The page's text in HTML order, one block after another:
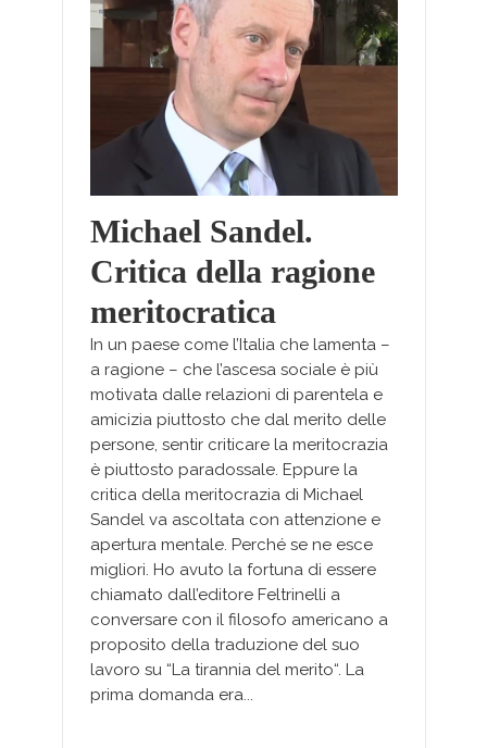
Michael Sandel.
Critica della ragione
meritocratica
In un paese come l’Italia che lamenta –
a ragione – che l’ascesa sociale è più
motivata dalle relazioni di parentela e
amicizia piuttosto che dal merito delle
persone, sentir criticare la meritocrazia
è piuttosto paradossale. Eppure la
critica della meritocrazia di Michael
Sandel va ascoltata con attenzione e
apertura mentale. Perché se ne esce
migliori. Ho avuto la fortuna di essere
chiamato dall’editore Feltrinelli a
conversare con il filosofo americano a
proposito della traduzione del suo
lavoro su “La tirannia del merito“. La
prima domanda era...